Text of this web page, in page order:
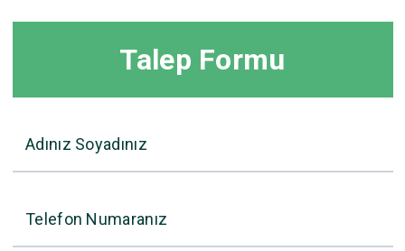
Talep Formu
Adınız Soyadınız
Telefon Numaranız